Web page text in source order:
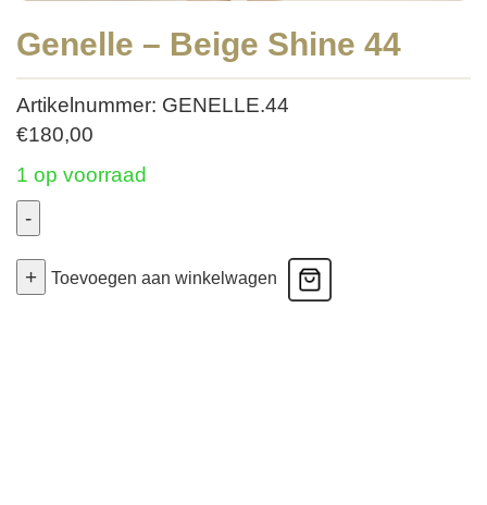
Genelle – Beige Shine 44
Artikelnummer: GENELLE.44
€180,00
1 op voorraad
-
+ Toevoegen aan winkelwagen